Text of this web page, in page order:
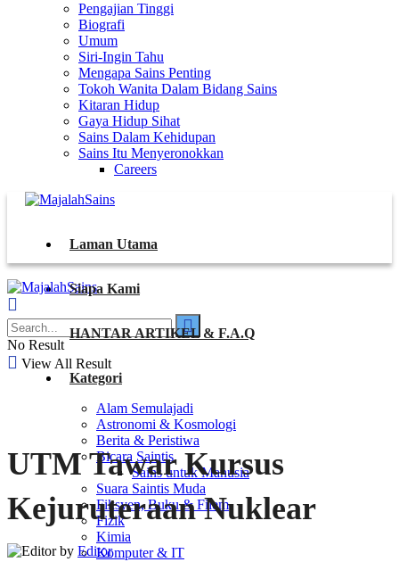
Pengajian Tinggi
Biografi
Umum
Siri-Ingin Tahu
Mengapa Sains Penting
Tokoh Wanita Dalam Bidang Sains
Kitaran Hidup
Gaya Hidup Sihat
Sains Dalam Kehidupan
Sains Itu Menyeronokkan
Careers
Laman Utama
Siapa Kami
HANTAR ARTIKEL & F.A.Q
Kategori
Alam Semulajadi
Astronomi & Kosmologi
Berita & Peristiwa
Bicara Saintis
Sains untuk Manusia
Suara Saintis Muda
Fiksyen, Buku & Filem
Fizik
Kimia
Komputer & IT
No Result
View All Result
UTM Tawar Kursus
Kejuruteraan Nuklear
by Editor